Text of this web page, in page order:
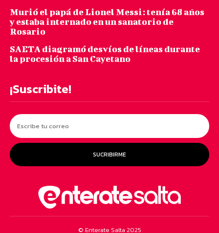
Murió el papá de Lionel Messi: tenía 68 años
y estaba internado en un sanatorio de
Rosario
SAETA diagramó desvíos de líneas durante
la procesión a San Cayetano
¡Suscribite!
SUCRIBIRME
© Enterate Salta 2025